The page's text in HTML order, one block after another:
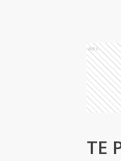
Ads
TE